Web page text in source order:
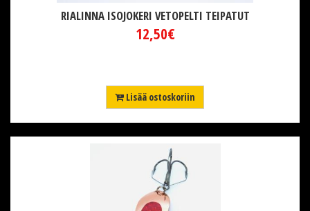
RIALINNA ISOJOKERI VETOPELTI TEIPATUT
12,50€
Lisää ostoskoriin